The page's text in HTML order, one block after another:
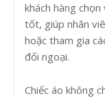
khách hàng
tốt, giúp nhân
hoặc tham gia
đối ngoại.
Chiếc áo không